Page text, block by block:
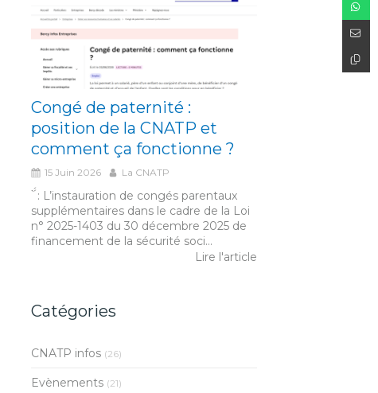
Congé de paternité :
position de la CNATP et
comment ça fonctionne ?
15 Juin 2026 La CNATP
́́ ̀ : L’instauration de congés parentaux
supplémentaires dans le cadre de la Loi
n° 2025-1403 du 30 décembre 2025 de
financement de la sécurité soci...
Lire l'article
Catégories
CNATP infos (26)
Evènements (21)